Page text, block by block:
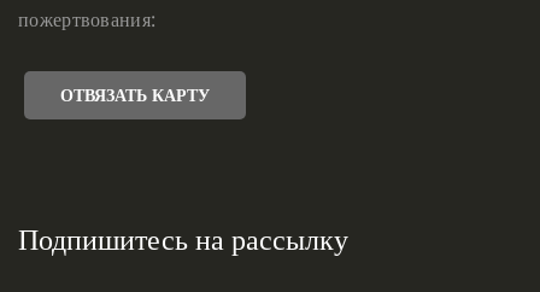
пожертвования:
ОТВЯЗАТЬ КАРТУ
Подпишитесь на рассылку